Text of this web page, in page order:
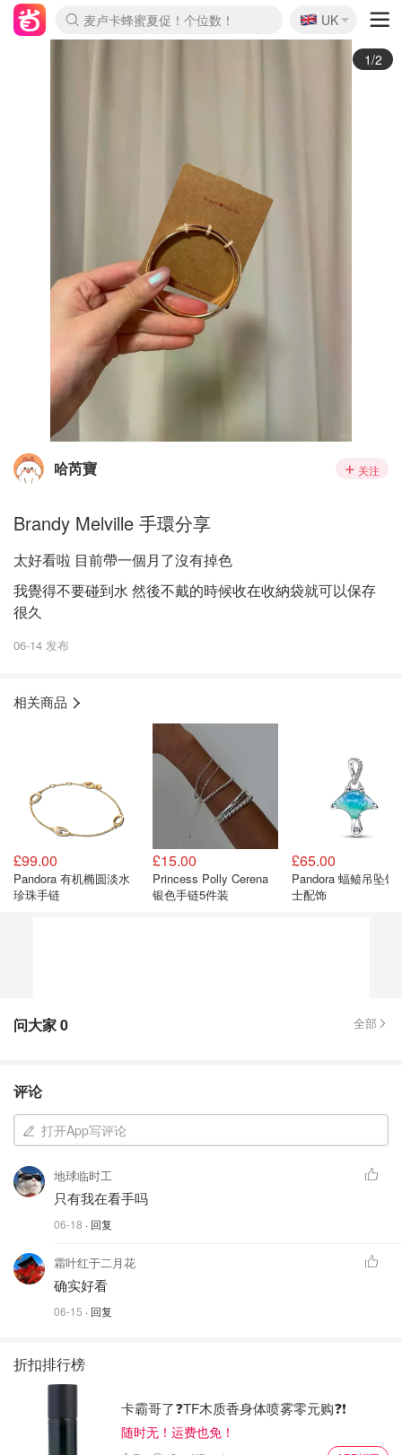
Prada/Miu 4.8折！
🇬🇧
UK
2/2
哈芮寶 关注
Brandy Melville 手環分享
太好看啦 目前帶一個月了沒有掉色
我覺得不要碰到水 然後不戴的時候收在收納袋就可以保存
很久
06-14 发布
相关商品
£99.00
Pandora 有机椭圆淡水
珍珠手链
£15.00
Princess Polly Cerena
银色手链5件装
£65.00
Pandora 蝠鲼吊坠饰
士配饰
问大家0 全部
评论
打开App写评论
地球临时工
只有我在看手吗
06-18 · 回复
霜叶红于二月花
确实好看
06-15 · 回复
折扣排行榜
卡霸哥了❓TF木质香身体喷雾零元购❓❗
随时无！运费也免！